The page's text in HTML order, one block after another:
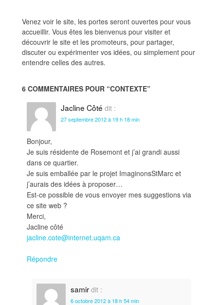
Venez voir le site, les portes seront ouvertes pour vous
accueillir. Vous êtes les bienvenus pour visiter et
découvrir le site et les promoteurs, pour partager,
discuter ou expérimenter vos idées, ou simplement pour
entendre celles des autres.
6 COMMENTAIRES POUR “CONTEXTE”
Jacline Côté dit :
27 septembre 2012 à 19 h 18 min
Bonjour,
Je suis résidente de Rosemont et j’ai grandi aussi
dans ce quartier.
Je suis emballée par le projet ImaginonsStMarc et
j’aurais des idées à proposer…
Est-ce possible de vous envoyer mes suggestions via
ce site web ?
Merci,
Jacline côté
jacline.cote@internet.uqam.ca
Répondre
samir dit :
6 octobre 2012 à 18 h 54 min